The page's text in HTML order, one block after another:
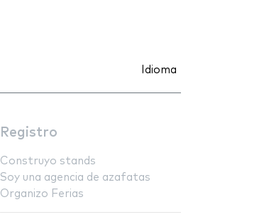
Idioma
Registro
Construyo stands
Soy una agencia de azafatas
Organizo Ferias